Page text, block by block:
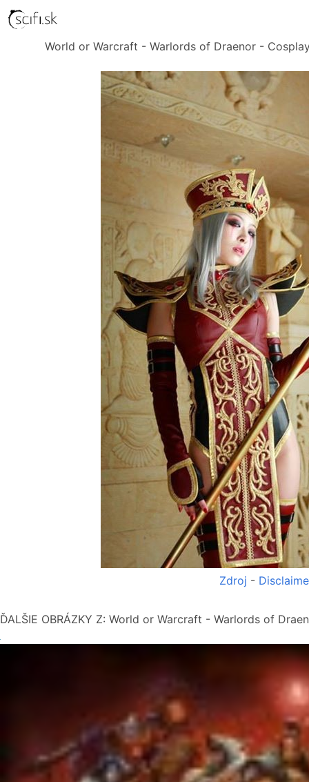
World or Warcraft - Warlords of Draenor -
Zdroj -
ĎALŠIE OBRÁZKY Z: World or Warcraft - Warlords of